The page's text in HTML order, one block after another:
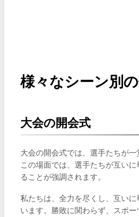
様々なシーン別
大会の開会式
大会の開会式では、選手たちが一
この場面では、選手たちが互い
ることが強調されます。
私たちは、全力を尽くし、互い
います。勝敗に関わらず、スポ